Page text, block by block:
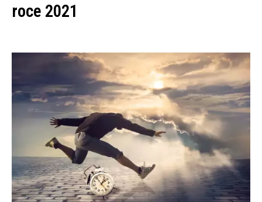
roce 2021